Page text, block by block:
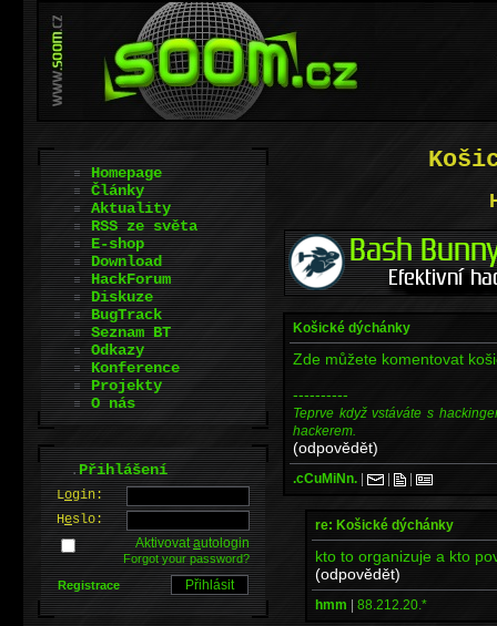
Košické dýchánky
Zde můžete komentovat
----------
Teprve když vstáváte s
hackerem.
(odpovědět)
.cCuMiNn. | | |
re: Košické dýchánky
kto to organizuje a kto
(odpovědět)
hmm | 88.212.20.*
Homepage
Články
Aktuality
RSS ze světa
E-shop
Download
HackForum
Diskuze
BugTrack
Seznam BT
Odkazy
Konference
Projekty
O nás
.Přihlášení
Login:
Heslo:
Aktivovatautologin
Forgot your password?
Registrace